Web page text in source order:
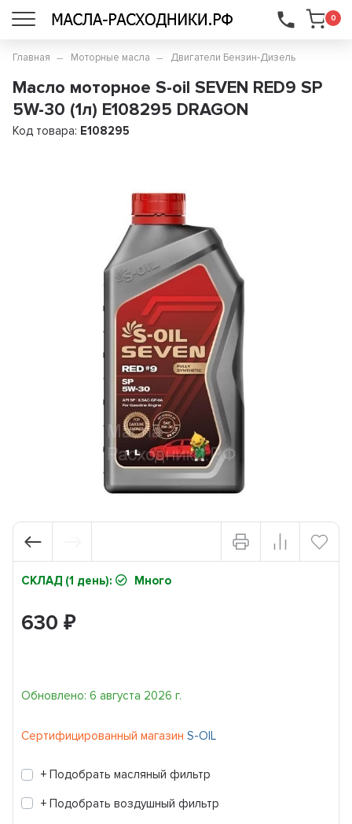
0
...
Главная Моторные масла Двигатели Бензин-Дизель
Масло моторное S-oil SEVEN RED9 SP
5W-30 (1л) E108295 DRAGON
Код товара: E108295
СКЛАД (1 день): Много
630₽
Обновлено: 6 августа 2026 г.
Сертифицированный магазинS-OIL
+ Подобрать масляный фильтр
+ Подобрать воздушный фильтр